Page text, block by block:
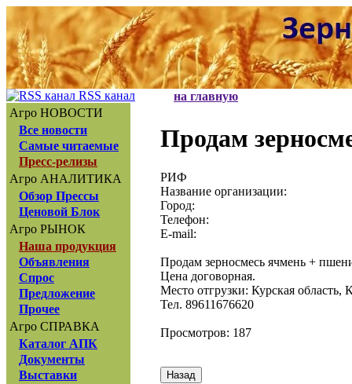
RSS канал
Агро НОВОСТИ
Все новости
Самые читаемые
Пресс-релизы
Агро АНАЛИТИКА
Обзор Прессы
Ценовой Блок
Агро РЫНОК
Наша продукция
Объявления
Спрос
Предложение
Прочее
Агро СПРАВКА
Каталог АПК
Документы
Выставки
на главную
Продам
РИФ
Название организации:
Город:
Телефон:
E-mail:
Продам зерносмесь ячмень +
Цена договорная.
Место отгрузки: Курская область,
Тел. 89611676620
Просмотров: 187